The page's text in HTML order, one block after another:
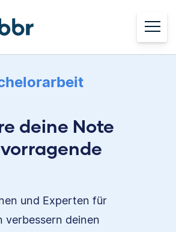
deine Note
und Experten für
verbessern deinen